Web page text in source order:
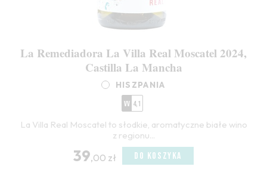
La Remediadora La Villa Real Moscatel 2024,
Castilla La Mancha
HISZPANIA
VV 4,1
La Villa Real Moscatel to słodkie, aromatyczne białe wino
z regionu...
39,00 zł DO KOSZYKA